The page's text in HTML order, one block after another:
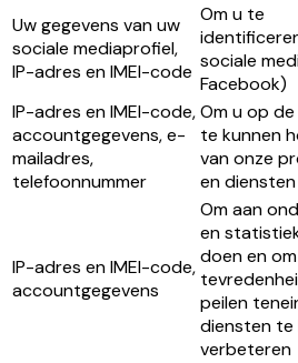
Uw gegevens van uw
sociale mediaprofiel,
IP-adres en IMEI-code
Om u te
sociale
Facebook)
IP-adres en IMEI-code,
accountgegevens, e-
mailadres,
telefoonnummer
Om u op
te kunnen
van onze
en diensten
IP-adres en IMEI-code,
accountgegevens
Om aan
en
doen en
peilen
diensten te
verbeteren